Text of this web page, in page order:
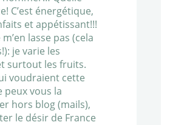
C’est énergétique,
et appétissant!!!
m’en lasse pas (cela
je varie les
surtout les fruits.
voudraient cette
peux vous la
hors blog (mails),
le désir de France